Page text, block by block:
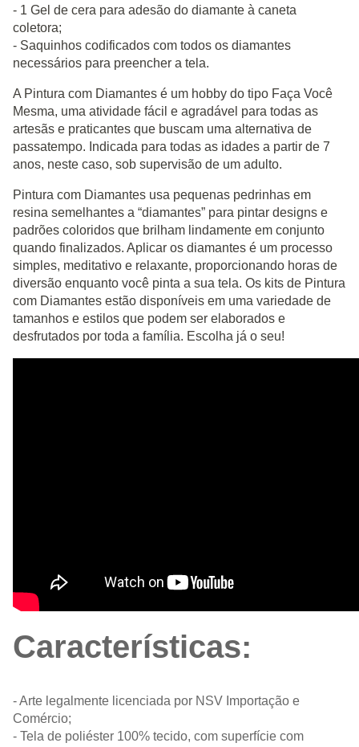
- 1 Gel de cera para adesão do diamante à caneta
coletora;
- Saquinhos codificados com todos os diamantes
necessários para preencher a tela.
A Pintura com Diamantes é um hobby do tipo Faça Você
Mesma, uma atividade fácil e agradável para todas as
artesãs e praticantes que buscam uma alternativa de
passatempo. Indicada para todas as idades a partir de 7
anos, neste caso, sob supervisão de um adulto.
Pintura com Diamantes usa pequenas pedrinhas em
resina semelhantes a “diamantes” para pintar designs e
padrões coloridos que brilham lindamente em conjunto
quando finalizados. Aplicar os diamantes é um processo
simples, meditativo e relaxante, proporcionando horas de
diversão enquanto você pinta a sua tela. Os kits de Pintura
com Diamantes estão disponíveis em uma variedade de
tamanhos e estilos que podem ser elaborados e
desfrutados por toda a família. Escolha já o seu!
Características:
- Arte legalmente licenciada por NSV Importação e
Comércio;
- Tela de poliéster 100% tecido, com superfície com